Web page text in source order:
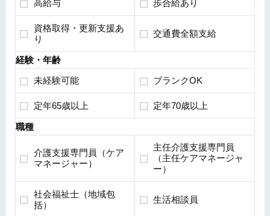
高給与 歩合給あり
資格取得・更新支援あ
り
交通費全額支給
経験・年齢
未経験可能 ブランクOK
定年65歳以上 定年70歳以上
職種
介護支援専門員（ケア
マネージャー）
主任介護支援専門員
（主任ケアマネージャ
ー）
社会福祉士（地域包
括）
生活相談員